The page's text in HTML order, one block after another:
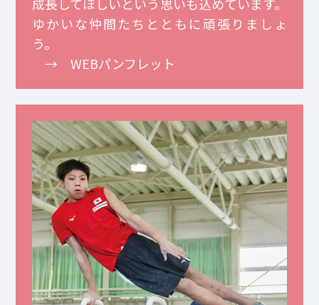
ゆかいな仲間たちとともに頑張りましょ
う。
→ WEBパンフレット